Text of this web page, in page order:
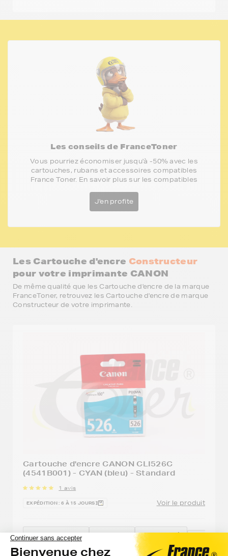
Les conseils de FranceToner
Vous pourriez économiser jusqu'à -50% avec les
cartouches, rubans et accessoires compatibles
France Toner. En savoir plus sur les compatibles
J'en profite
Les Cartouche d'encre Constructeur
pour votre imprimante CANON
De même qualité que les Cartouche d'encre de la marque
FranceToner, retrouvez les Cartouche d'encre de marque
Constructeur de votre imprimante.
Cartouche d'encre CANON CLI526C
(4541B001) - CYAN (bleu) - Standard
1 avis
EXPÉDITION : 6 À 15 JOURS Voir le produit
Vérifier la
compatibilité
avec mon
Option
Cyan
Capacité
500
:
CLI-